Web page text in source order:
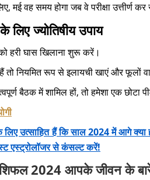
लिए, मई वह समय होगा जब वे परीक्षा
ज्योतिषीय उपाय
हरी घास खिलाना शुरू करें।
हैं तो नियमित रूप से इलायची खाएं और फूलों
बैठक में शामिल हों, तो हमेशा एक
उत्साहित हैं कि साल 2024 में आगे क्या
एस्ट्रोलॉजर से कंसल्ट करें!
2024 आपके जीवन के